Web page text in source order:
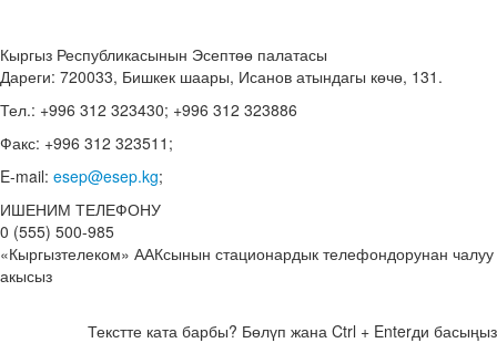
Кыргыз Республикасынын Эсептөө палатасы
Дареги: 720033, Бишкек шаары, Исанов атындагы көчө, 131.
Тел.: +996 312 323430; +996 312 323886
Факс: +996 312 323511;
E-mail: esep@esep.kg;
ИШЕНИМ ТЕЛЕФОНУ
0 (555) 500-985
«Кыргызтелеком» ААКсынын стационардык телефондорунан чалуу
акысыз
Текстте ката барбы? Бөлүп жана Ctrl + Enterди басыңыз